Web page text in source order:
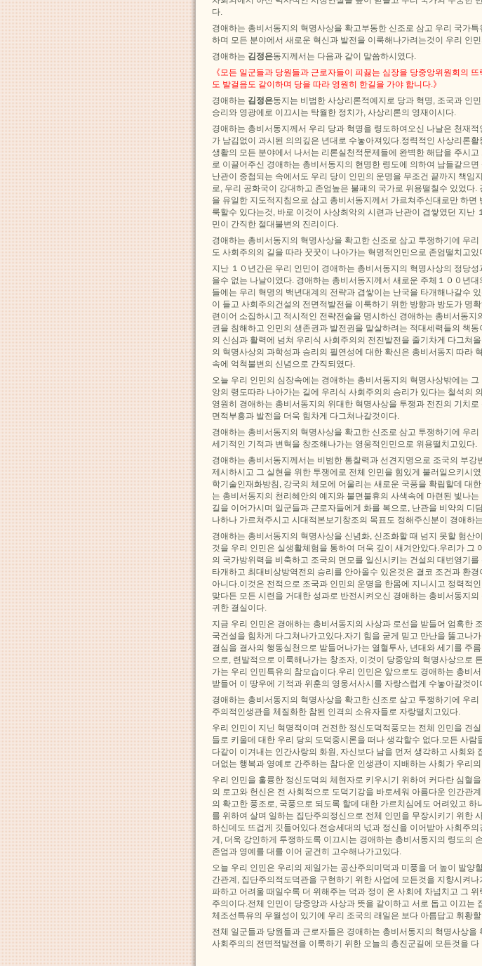
다.
경애하는 총비서동지의 혁명사상을 확고부동한 신조로 삼고 우리 국가
하며 모든 분야에서 새로운 혁신과 발전을 이룩해나가려는것이 우리 인
경애하는 김정은동지께서는 다음과 같이 말씀하시였다.
《모든 일군들과 당원들과 근로자들이 피끓는 심장을 당중앙위원회의
도 발걸음도 같이하며 당을 따라 영원히 한길을 가야 합니다.》
경애하는 김정은동지는 비범한 사상리론적예지로 당과 혁명, 조국과 인
승리와 영광에로 이끄시는 탁월한 정치가, 사상리론의 영재이시다.
경애하는 총비서동지께서 우리 당과 혁명을 령도하여오신 나날은 천재
가 남김없이 과시된 의의깊은 년대로 수놓아져있다.정력적인 사상리론
생활의 모든 분야에서 나서는 리론실천적문제들에 완벽한 해답을 주시
로 이끌어주신 경애하는 총비서동지의 현명한 령도에 의하여 남들같으
난관이 중첩되는 속에서도 우리 당이 인민의 운명을 무조건 끝까지 책임
로, 우리 공화국이 강대하고 존엄높은 불패의 국가로 위용떨칠수 있었다
을 유일한 지도적지침으로 삼고 총비서동지께서 가르쳐주신대로만 하면
룩할수 있다는것, 바로 이것이 사상최악의 시련과 난관이 겹쌓였던 지난
민이 간직한 절대불변의 진리이다.
경애하는 총비서동지의 혁명사상을 확고한 신조로 삼고 투쟁하기에 우
도 사회주의의 길을 따라 꿋꿋이 나아가는 혁명적인민으로 존엄떨치고있
지난 １０년간은 우리 인민이 경애하는 총비서동지의 혁명사상의 정당
을수 없는 나날이였다. 경애하는 총비서동지께서 새로운 주체１００년
들에는 우리 혁명의 백년대계의 전략과 겹쌓이는 난국을 타개해나갈수
이 들고 사회주의건설의 전면적발전을 이룩하기 위한 방향과 방도가 명
련이어 소집하시고 적시적인 전략전술을 명시하신 경애하는 총비서동지
권을 침해하고 인민의 생존권과 발전권을 말살하려는 적대세력들의 책
의 신심과 활력에 넘쳐 우리식 사회주의의 전진발전을 줄기차게 다그쳐
의 혁명사상의 과학성과 승리의 필연성에 대한 확신은 총비서동지 따라
속에 억척불변의 신념으로 간직되였다.
오늘 우리 인민의 심장속에는 경애하는 총비서동지의 혁명사상밖에는
앙의 령도따라 나아가는 길에 우리식 사회주의의 승리가 있다는 철석의
영원히 경애하는 총비서동지의 위대한 혁명사상을 투쟁과 전진의 기치
면적부흥과 발전을 더욱 힘차게 다그쳐나갈것이다.
경애하는 총비서동지의 혁명사상을 확고한 신조로 삼고 투쟁하기에 우
세기적인 기적과 변혁을 창조해나가는 영웅적인민으로 위용떨치고있다.
경애하는 총비서동지께서는 비범한 통찰력과 선견지명으로 조국의 부강
제시하시고 그 실현을 위한 투쟁에로 전체 인민을 힘있게 불러일으키시
학기술인재화방침, 강국의 체모에 어울리는 새로운 국풍을 확립할데 대
는 총비서동지의 천리혜안의 예지와 불면불휴의 사색속에 마련된 빛나
길을 이어가시며 일군들과 근로자들에게 화를 복으로, 난관을 비약의 디
나하나 가르쳐주시고 시대적본보기창조의 목표도 정해주신분이 경애하
경애하는 총비서동지의 혁명사상을 신념화, 신조화할 때 넘지 못할 험산
것을 우리 인민은 실생활체험을 통하여 더욱 깊이 새겨안았다.우리가 그
의 국가방위력을 비축하고 조국의 면모를 일신시키는 건설의 대번영기
타개하고 최대비상방역전의 승리를 안아올수 있은것은 결코 조건과 환
아니다.이것은 전적으로 조국과 인민의 운명을 한몸에 지니시고 정력적
맞다든 모든 시련을 거대한 성과로 반전시켜오신 경애하는 총비서동지
귀한 결실이다.
지금 우리 인민은 경애하는 총비서동지의 사상과 로선을 받들어 엄혹한
국건설을 힘차게 다그쳐나가고있다.자기 힘을 굳게 믿고 만난을 뚫고나
결심을 결사의 행동실천으로 받들어나가는 열혈투사, 년대와 세기를 주
으로, 련발적으로 이룩해나가는 창조자, 이것이 당중앙의 혁명사상으로
가는 우리 인민특유의 참모습이다.우리 인민은 앞으로도 경애하는 총비
받들어 이 땅우에 기적과 위훈의 영웅서사시를 자랑스럽게 수놓아갈것이
경애하는 총비서동지의 혁명사상을 확고한 신조로 삼고 투쟁하기에 우
주의적인생관을 체질화한 참된 인격의 소유자들로 자랑떨치고있다.
우리 인민이 지닌 혁명적이며 건전한 정신도덕적풍모는 전체 인민을 견
들로 키울데 대한 우리 당의 도덕중시론을 떠나 생각할수 없다.모든 사람
다같이 이겨내는 인간사랑의 화원, 자신보다 남을 먼저 생각하고 사회와
더없는 행복과 영예로 간주하는 참다운 인생관이 지배하는 사회가 우리
우리 인민을 훌륭한 정신도덕의 체현자로 키우시기 위하여 커다란 심혈
의 로고와 헌신은 전 사회적으로 도덕기강을 바로세워 아름다운 인간관
의 확고한 풍조로, 국풍으로 되도록 할데 대한 가르치심에도 어려있고 하
를 위하여 살며 일하는 집단주의정신으로 전체 인민을 무장시키기 위한
하신데도 뜨겁게 깃들어있다.전승세대의 넋과 정신을 이어받아 사회주
게, 더욱 강인하게 투쟁하도록 이끄시는 경애하는 총비서동지의 령도의
존엄과 영예를 대를 이어 굳건히 고수해나가고있다.
오늘 우리 인민은 우리의 제일가는 공산주의미덕과 미풍을 더 높이 발양
간관계, 집단주의적도덕관을 구현하기 위한 사업에 모든것을 지향시켜
파하고 어려울 때일수록 더 위해주는 덕과 정이 온 사회에 차넘치고 그
주의이다.전체 인민이 당중앙과 사상과 뜻을 같이하고 서로 돕고 이끄는
체조선특유의 우월성이 있기에 우리 조국의 래일은 보다 아름답고 휘황할
전체 일군들과 당원들과 근로자들은 경애하는 총비서동지의 혁명사상을
사회주의의 전면적발전을 이룩하기 위한 오늘의 총진군길에 모든것을 다